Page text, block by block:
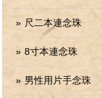
尺二本連念珠
8寸本連念珠
男性用片手念珠